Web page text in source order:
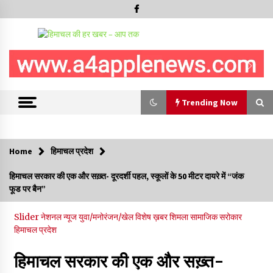
Trending Now
5 किलो अफीम डोडा/पोस्त बरामदगी मामले में कुल्लू सैंज से मुख्य सप्लायर
गिरफ्तार
08/08/2026
Home हिमाचल प्रदेश
हिमाचल सरकार की एक और सख़्त- दूरदर्शी पहल, स्कूलों के 50 मीटर दायरे में “जंक
फूड पर बैन”
Sliderनेशनल न्यूजयुवा/मनोरंजन/खेलविशेष ख़बरशिमलासामाजिक सरोकार
हिमाचल प्रदेश
हिमाचल सरकार की एक और सख़्त-